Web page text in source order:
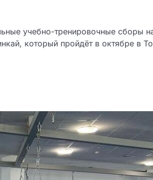
учебно-тренировочные сборы
который пройдёт в октябре в